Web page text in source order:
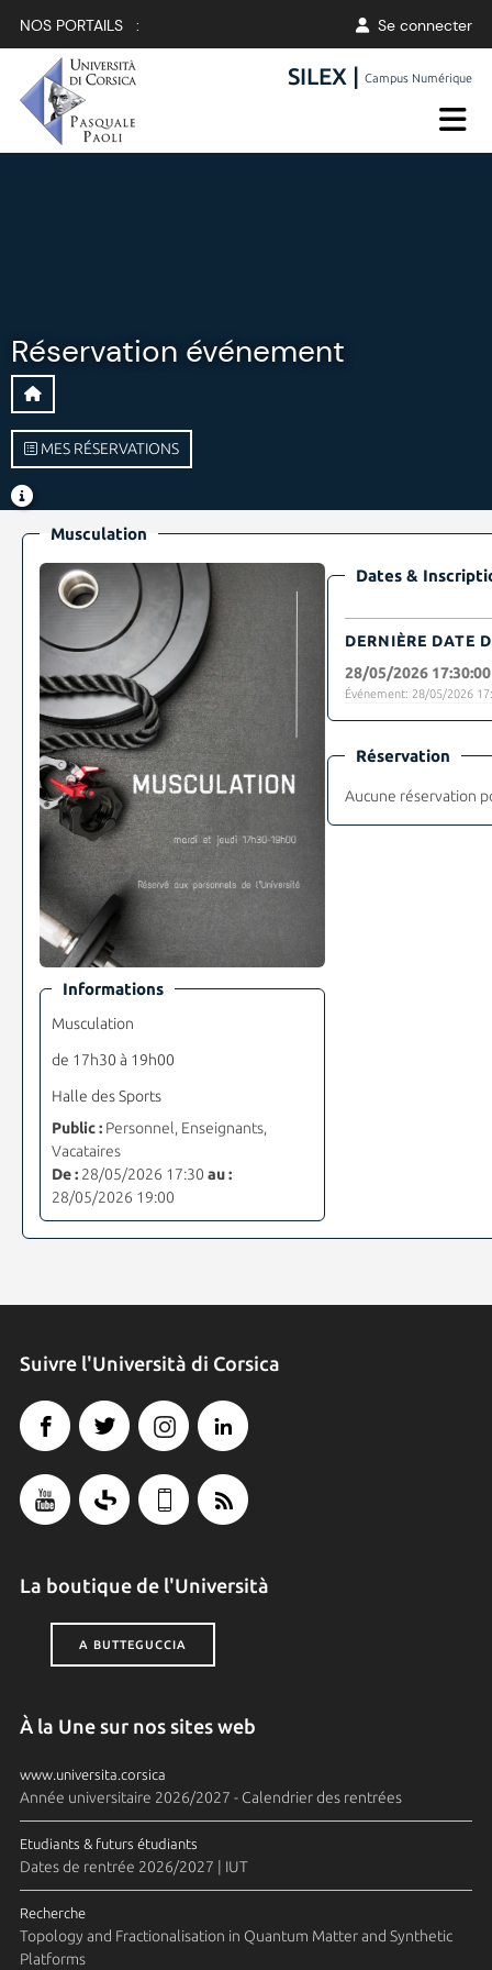
NOS PORTAILS : Se connecter
SILEX |Campus Numérique
Réservation événement
MES RÉSERVATIONS
Musculation
Informations
Musculation
de 17h30 à 19h00
Halle des Sports
Public :Personnel, Enseignants,
Vacataires
De :28/05/2026 17:30 au :
28/05/2026 19:00
Dates &
DERNIÈRE DATE
28/05/2026 17:30:00
Événement: 28/05/2026
Réservation
Aucune réservation
Suivre l'Università di Corsica
La boutique de l'Università
A BUTTEGUCCIA
À la Une sur nos sites web
www.universita.corsica
Année universitaire 2026/2027 - Calendrier des rentrées
Etudiants & futurs étudiants
Dates de rentrée 2026/2027 | IUT
Recherche
Topology and Fractionalisation in Quantum Matter and Synthetic
Platforms